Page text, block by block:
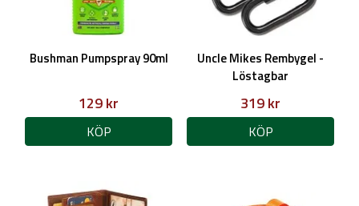
Bushman Pumpspray 90ml
129 kr
KÖP
Uncle Mikes Rembygel -
Löstagbar
319 kr
KÖP